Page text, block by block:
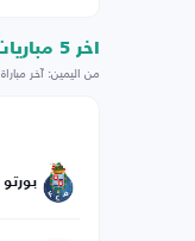
اخر 5 مباريات لكل فريق
من اليمين: آخر
بورتو